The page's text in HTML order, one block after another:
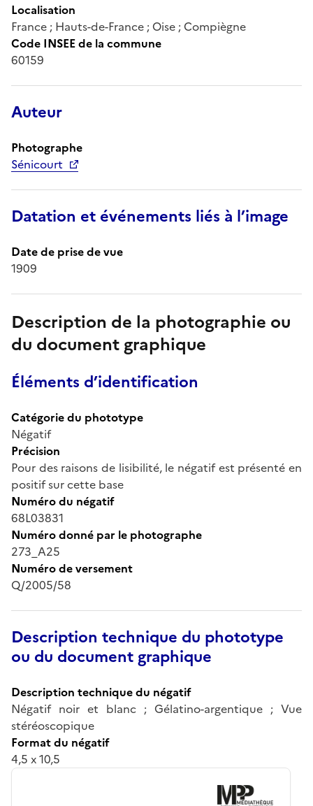
Localisation
France ; Hauts-de-France ; Oise ; Compiègne
Code INSEE de la commune
60159
Auteur
Photographe
Sénicourt
Datation et événements liés à l’image
Date de prise de vue
1909
Description de la photographie ou
du document graphique
Éléments d’identification
Catégorie du phototype
Négatif
Précision
Pour des raisons de lisibilité, le négatif est présenté en
positif sur cette base
Numéro du négatif
68L03831
Numéro donné par le photographe
273_A25
Numéro de versement
Q/2005/58
Description technique du phototype
ou du document graphique
Description technique du négatif
Négatif noir et blanc ; Gélatino-argentique ; Vue
stéréoscopique
Format du négatif
4,5 x 10,5